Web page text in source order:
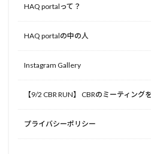
HAQ portalって？
HAQ portalの中の人
Instagram Gallery
【9/2 CBR RUN】 CBRのミーティング
プライバシーポリシー